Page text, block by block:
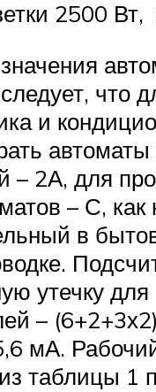
2500
что
и
– 2А, для
– С, как
в
утечку для
–
мА.
таблицы 1